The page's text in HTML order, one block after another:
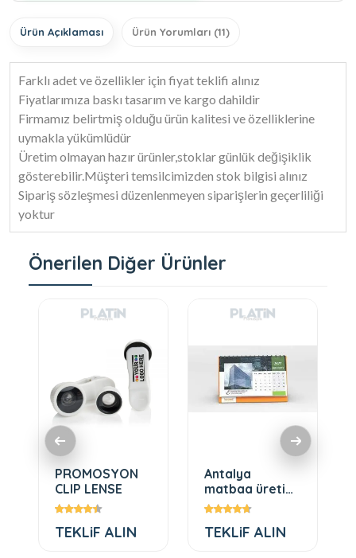
Ürün Açıklaması Ürün Yorumları (11)
Farklı adet ve özellikler için fiyat teklifi alınız
Fiyatlarımıza baskı tasarım ve kargo dahildir
Firmamız belirtmiş olduğu ürün kalitesi ve özelliklerine
uymakla yükümlüdür
Üretim olmayan hazır ürünler,stoklar günlük değişiklik
gösterebilir.Müşteri temsilcimizden stok bilgisi alınız
Sipariş sözleşmesi düzenlenmeyen siparişlerin geçerliliği
yoktur
Önerilen Diğer Ürünler
PROMOSYON
CLIP LENSE
TEKLiF ALIN
Antalya
matbaa üretimi
platin matbaa
TEKLiF ALIN